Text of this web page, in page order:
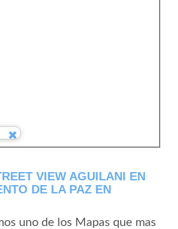
VIEW AGUILANI EN
DE LA PAZ EN
uno de los Mapas que mas